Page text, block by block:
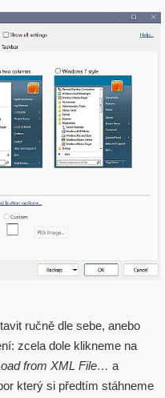
ručně dle sebe, anebo
zcela dole klikneme na
from XML File… a
který si předtím stáhneme